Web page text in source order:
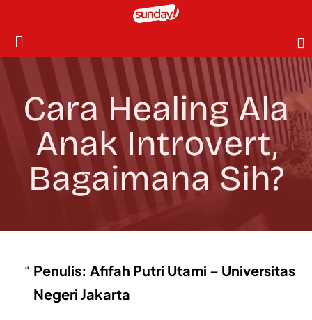
Cara Healing Ala
Anak Introvert,
Bagaimana Sih?
Penulis: Afifah Putri Utami – Universitas
Negeri Jakarta